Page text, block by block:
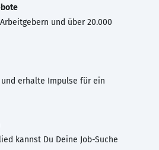
und über 20.000
erhalte Impulse für ein
kannst Du Deine Job-Suche